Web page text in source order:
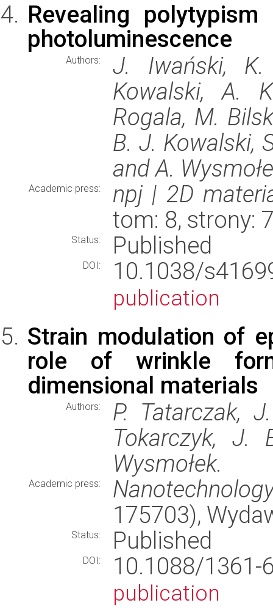
Revealing
photoluminescence
Authors:
J. Iwański, K.
Kowalski, A.
Rogala, M.
B. J. Kowalski,
and A.
Academic press:
npj | 2D
tom: 8, strony:
Status: Published
DOI: 10.1038/
publication
Strain modulation of
role of wrinkle
dimensional materials
Authors:
P. Tatarczak,
Tokarczyk, J.
Wysmołek.
Academic press:
175703),
Status: Published
DOI: 10.1088/
publication